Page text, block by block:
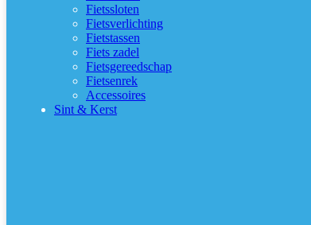
Fietssloten
Fietsverlichting
Fietstassen
Fiets zadel
Fietsgereedschap
Fietsenrek
Accessoires
Sint & Kerst